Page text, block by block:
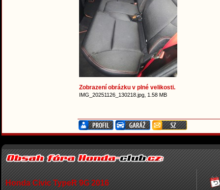
Zobrazení obrázku v plné velikosti.
IMG_20251126_130218.jpg, 1.58 MB
Honda Civic TypeR 9G 2016